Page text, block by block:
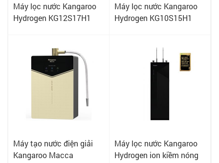
Máy lọc nước Kangaroo
Hydrogen KG12S17H1
Máy lọc nước Kangaroo
Hydrogen KG10S15H1
Máy tạo nước điện giải
Kangaroo Macca
Máy lọc nước Kangaroo
Hydrogen ion kiềm nóng